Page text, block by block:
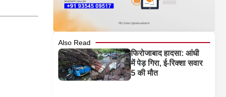
Also Read
फिरोजाबाद हादसा: आंधी
में पेड़ गिरा, ई-रिक्शा सवार
5 की मौत